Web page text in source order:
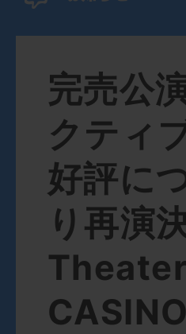
完売公
クティ
好評に
り再演
CASINO